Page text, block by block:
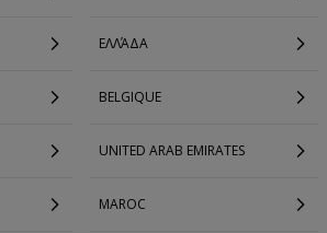
ΕΛΛΆΔΑ
BELGIQUE
UNITED ARAB EMIRATES
MAROC